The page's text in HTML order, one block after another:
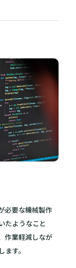
必要な機械製作
たようなこと
作業軽減しなが
す。